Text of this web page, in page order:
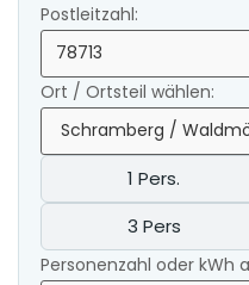
Postleitzahl:
Ort / Ortsteil wählen:
1 Pers.
3 Pers
Personenzahl oder kWh